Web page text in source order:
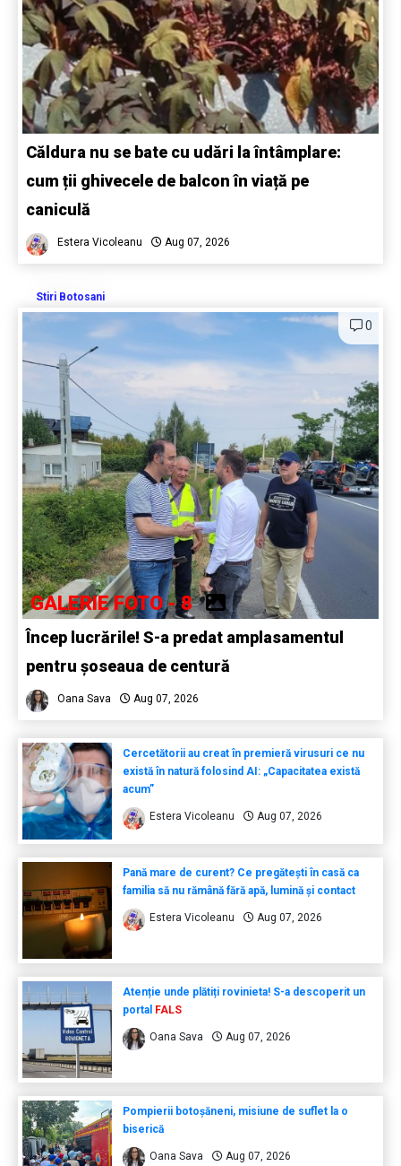
Căldura nu se bate cu udări la întâmplare:
cum ții ghivecele de balcon în viață pe
caniculă
Estera Vicoleanu Aug 07, 2026
Stiri Botosani
0
GALERIE FOTO - 8
Încep lucrările! S-a predat amplasamentul
pentru șoseaua de centură
Oana Sava Aug 07, 2026
Cercetătorii au creat în premieră virusuri ce nu
există în natură folosind AI: „Capacitatea există
acum”
Estera Vicoleanu Aug 07, 2026
Pană mare de curent? Ce pregătești în casă ca
familia să nu rămână fără apă, lumină și contact
Estera Vicoleanu Aug 07, 2026
Atenție unde plătiți rovinieta! S-a descoperit un
portal FALS
Oana Sava Aug 07, 2026
Pompierii botoșăneni, misiune de suflet la o
biserică
Oana Sava Aug 07, 2026